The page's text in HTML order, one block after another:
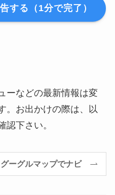
する（1分で完了）
ーなどの最新情報は変
。お出かけの際は、以
認下さい。
グーグルマップでナビ